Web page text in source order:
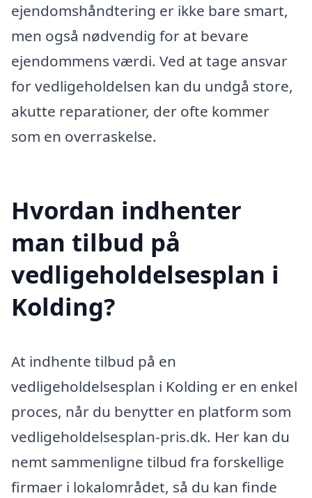
ejendomshåndtering er ikke bare smart,
men også nødvendig for at bevare
ejendommens værdi. Ved at tage ansvar
for vedligeholdelsen kan du undgå store,
akutte reparationer, der ofte kommer
som en overraskelse.
Hvordan indhenter
man tilbud på
vedligeholdelsesplan i
Kolding?
At indhente tilbud på en
vedligeholdelsesplan i Kolding er en enkel
proces, når du benytter en platform som
vedligeholdelsesplan-pris.dk. Her kan du
nemt sammenligne tilbud fra forskellige
firmaer i lokalområdet, så du kan finde